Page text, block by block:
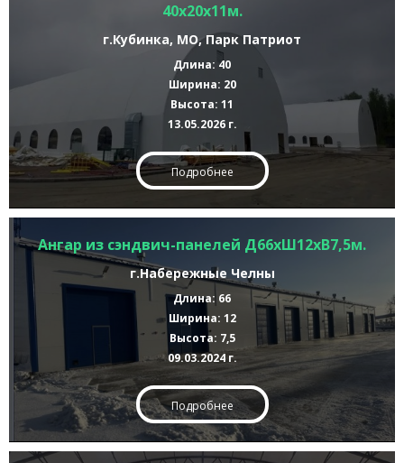
40х20х11м.
г.Кубинка, МО, Парк Патриот
Длина: 40
Ширина: 20
Высота: 11
13.05.2026 г.
Подробнее
Ангар из сэндвич-панелей Д66хШ12хВ7,5м.
г.Набережные Челны
Длина: 66
Ширина: 12
Высота: 7,5
09.03.2024 г.
Подробнее